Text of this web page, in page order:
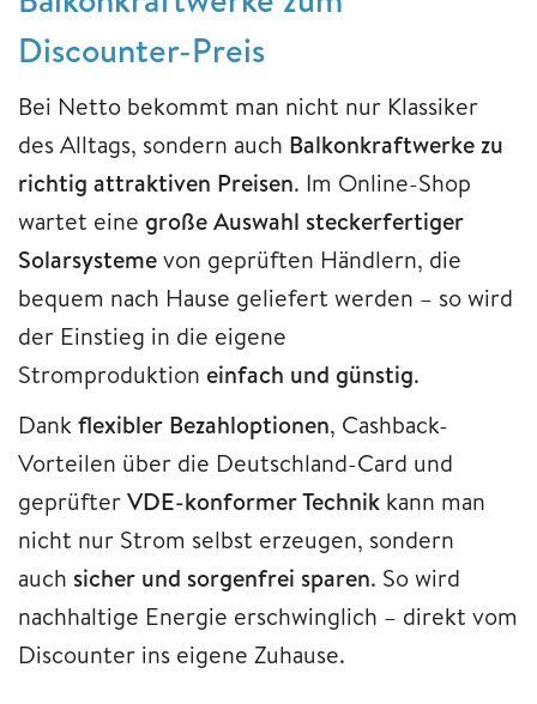
Discounter-Preis
Bei Netto bekommt man nicht nur Klassiker
des Alltags, sondern auch Balkonkraftwerke zu
richtig attraktiven Preisen. Im Online-Shop
wartet eine große Auswahl steckerfertiger
Solarsystemevon geprüften Händlern, die
bequem nach Hause geliefert werden – so wird
der Einstieg in die eigene
Stromproduktion einfach und günstig.
Dank flexibler Bezahloptionen, Cashback-
Vorteilen über die Deutschland-Card und
geprüfterVDE-konformer Technik kann man
nicht nur Strom selbst erzeugen, sondern
auch sicher und sorgenfrei sparen. So wird
nachhaltige Energie erschwinglich – direkt vom
Discounter ins eigene Zuhause.